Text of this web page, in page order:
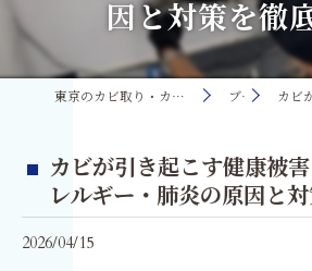
因と対策を徹
東京のカビ取り・カビ対策ならMIST工法®カビ取リフォーム ブログ カビが引き起
カビが引き起こす健康被
レルギー・肺炎の原因と
2026/04/15